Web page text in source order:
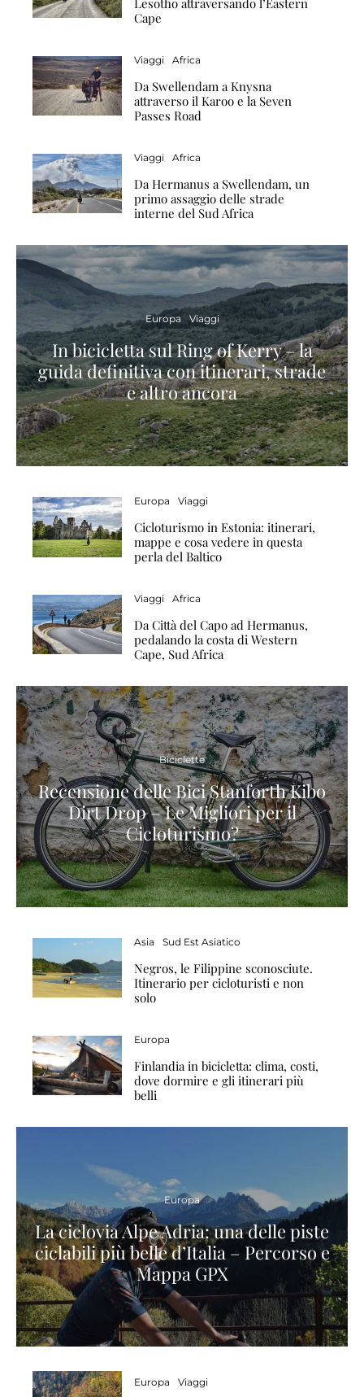
Cape
Viaggi Africa
Da Swellendam a Knysna
attraverso il Karoo e la Seven
Passes Road
Viaggi Africa
Da Hermanus a Swellendam, un
primo assaggio delle strade
interne del Sud Africa
Europa Viaggi
In bicicletta sul Ring of Kerry – la
guida definitiva con itinerari, strade
e altro ancora
Europa Viaggi
Cicloturismo in Estonia: itinerari,
mappe e cosa vedere in questa
perla del Baltico
Viaggi Africa
Da Città del Capo ad Hermanus,
pedalando la costa di Western
Cape, Sud Africa
Biciclette
Recensione delle Bici Stanforth Kibo
Dirt Drop – Le Migliori per il
Cicloturismo?
Asia Sud Est Asiatico
Negros, le Filippine sconosciute.
Itinerario per cicloturisti e non
solo
Europa
Finlandia in bicicletta: clima, costi,
dove dormire e gli itinerari più
belli
Europa
La ciclovia Alpe Adria: una delle piste
ciclabili più belle d’Italia – Percorso e
Mappa GPX
Europa Viaggi